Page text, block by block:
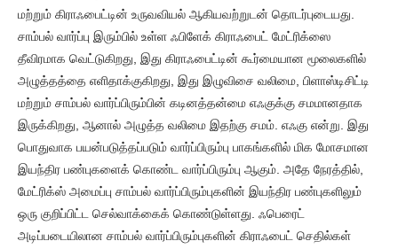
மற்றும் கிராஃபைட்டின் உருவவியல் ஆகியவற்றுடன் தொடர்புடையது.
சாம்பல் வார்ப்பு இரும்பில் உள்ள ஃபிளேக் கிராஃபைட் மேட்ரிக்ஸை
தீவிரமாக வெட்டுகிறது, இது கிராஃபைட்டின் கூர்மையான மூலைகளில்
அழுத்தத்தை எளிதாக்குகிறது, இது இழுவிசை வலிமை, பிளாஸ்டிசிட்டி
மற்றும் சாம்பல் வார்ப்பிரும்பின் கடினத்தன்மை எஃகுக்கு சமமானதாக
இருக்கிறது, ஆனால் அழுத்த வலிமை இதற்கு சமம். எஃகு என்று. இது
பொதுவாக பயன்படுத்தப்படும் வார்ப்பிரும்பு பாகங்களில் மிக மோசமான
இயந்திர பண்புகளைக் கொண்ட வார்ப்பிரும்பு ஆகும். அதே நேரத்தில்,
மேட்ரிக்ஸ் அமைப்பு சாம்பல் வார்ப்பிரும்புகளின் இயந்திர பண்புகளிலும்
ஒரு குறிப்பிட்ட செல்வாக்கைக் கொண்டுள்ளது. ஃபெரைட்
அடிப்படையிலான சாம்பல் வார்ப்பிரும்புகளின் கிராஃபைட் செதில்கள்